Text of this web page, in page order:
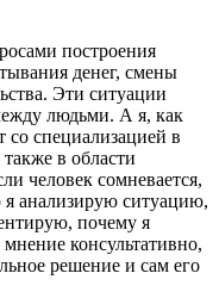
построения
денег, смены
Эти ситуации
людьми. А я, как
со специализацией в
в области
человек сомневается,
анализирую ситуацию,
почему я
консультативно,
решение и сам его